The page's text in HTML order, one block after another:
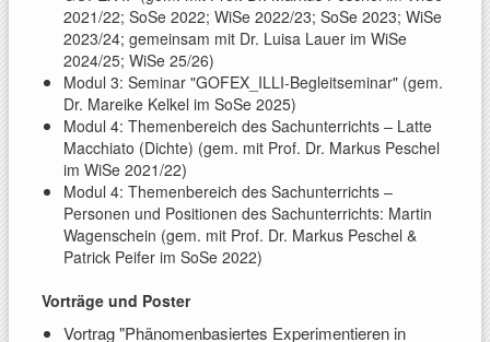
2021/22; SoSe 2022; WiSe 2022/23; SoSe 2023; WiSe
2023/24; gemeinsam mit Dr. Luisa Lauer im WiSe
2024/25; WiSe 25/26)
Modul 3: Seminar "GOFEX_ILLI-Begleitseminar" (gem.
Dr. Mareike Kelkel im SoSe 2025)
Modul 4: Themenbereich des Sachunterrichts – Latte
Macchiato (Dichte) (gem. mit Prof. Dr. Markus Peschel
im WiSe 2021/22)
Modul 4: Themenbereich des Sachunterrichts –
Personen und Positionen des Sachunterrichts: Martin
Wagenschein (gem. mit Prof. Dr. Markus Peschel &
Patrick Peifer im SoSe 2022)
Vorträge und Poster
Vortrag "Phänomenbasiertes Experimentieren in